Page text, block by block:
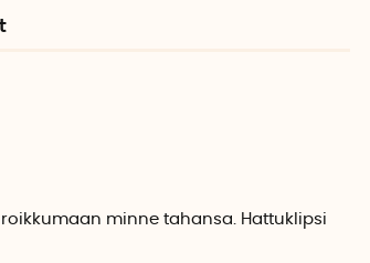
minne tahansa. Hattuklipsi